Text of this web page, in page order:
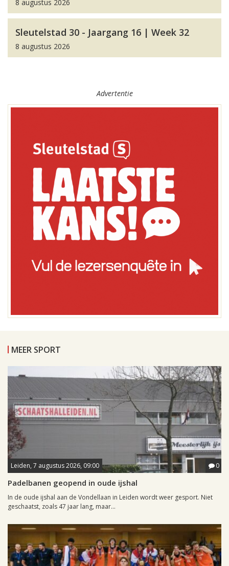
8 augustus 2026
Sleutelstad 30 - Jaargang 16 | Week 32
8 augustus 2026
Advertentie
MEER SPORT
Leiden, 7 augustus 2026, 09:00 0
Padelbanen geopend in oude ijshal
In de oude ijshal aan de Vondellaan in Leiden wordt weer gesport. Niet
geschaatst, zoals 47 jaar lang, maar...